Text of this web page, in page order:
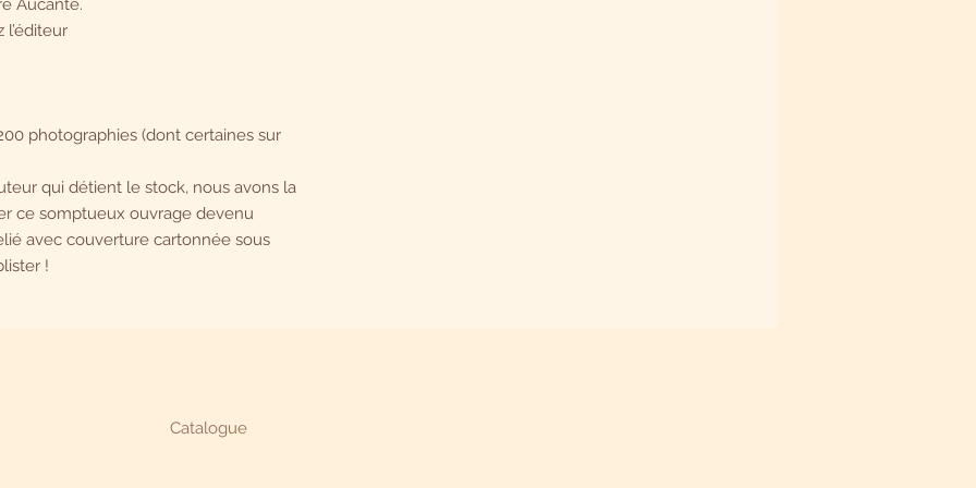
Aucante.
l’éditeur
photographies (dont certaines sur
qui détient le stock, nous avons la
ce somptueux ouvrage devenu
avec couverture cartonnée sous
!
Catalogue